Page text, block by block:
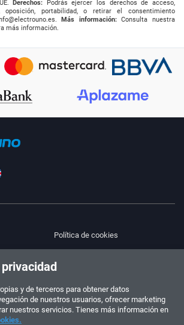
Derechos: Podrás ejercer los derechos de acceso,
oposición, portabilidad, o retirar el consentimiento
.Más información:Consulta nuestra
más información.
Política de cookies
y de terceros para obtener datos
de nuestros usuarios, ofrecer marketing
nuestros servicios. Tienes más información en